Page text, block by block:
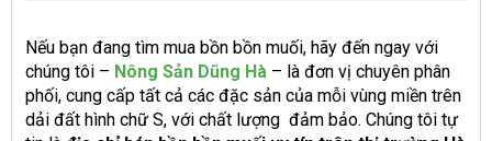
Nếu bạn đang tìm mua bồn bồn muối, hãy đến ngay với
chúng tôi – Nông Sản Dũng Hà – là đơn vị chuyên phân
phối, cung cấp tất cả các đặc sản của mỗi vùng miền trên
dải đất hình chữ S, với chất lượng đảm bảo. Chúng tôi tự